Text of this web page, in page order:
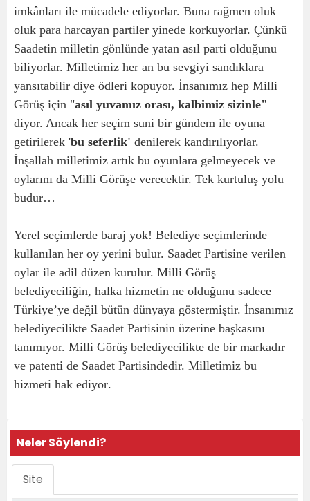
imkânları ile mücadele ediyorlar. Buna rağmen oluk
oluk para harcayan partiler yinede korkuyorlar. Çünkü
Saadetin milletin gönlünde yatan asıl parti olduğunu
biliyorlar. Milletimiz her an bu sevgiyi sandıklara
yansıtabilir diye ödleri kopuyor. İnsanımız hep Milli
Görüş için "asıl yuvamız orası, kalbimiz sizinle"
diyor. Ancak her seçim suni bir gündem ile oyuna
getirilerek 'bu seferlik' denilerek kandırılıyorlar.
İnşallah milletimiz artık bu oyunlara gelmeyecek ve
oylarını da Milli Görüşe verecektir. Tek kurtuluş yolu
budur…
Yerel seçimlerde baraj yok! Belediye seçimlerinde
kullanılan her oy yerini bulur. Saadet Partisine verilen
oylar ile adil düzen kurulur. Milli Görüş
belediyeciliğin, halka hizmetin ne olduğunu sadece
Türkiye’ye değil bütün dünyaya göstermiştir. İnsanımız
belediyecilikte Saadet Partisinin üzerine başkasını
tanımıyor. Milli Görüş belediyecilikte de bir markadır
ve patenti de Saadet Partisindedir. Milletimiz bu
hizmeti hak ediyor.
Neler Söylendi?
Site